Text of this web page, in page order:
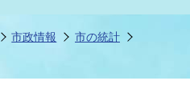
市政情報
市の統計